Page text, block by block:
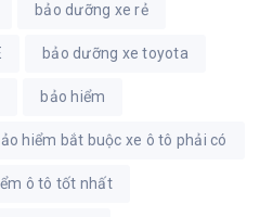
bảo dưỡng xe rẻ
bảo dưỡng xe toyota
bảo hiểm
hiểm bắt buộc xe ô tô phải có
ô tô tốt nhất